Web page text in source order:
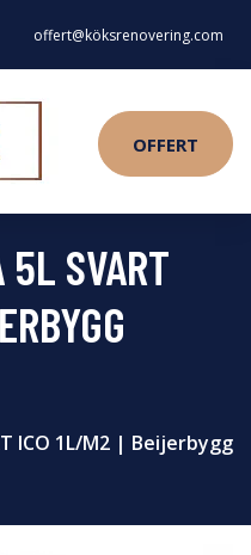
offert@köksrenovering.com
OFFERT
5L SVART
ICO 1L/M2 | Beijerbygg